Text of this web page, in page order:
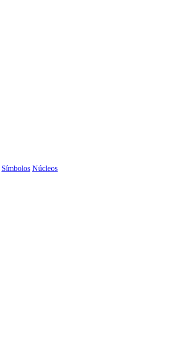
Símbolos Núcleos